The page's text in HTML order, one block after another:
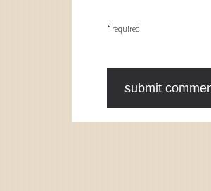
* required